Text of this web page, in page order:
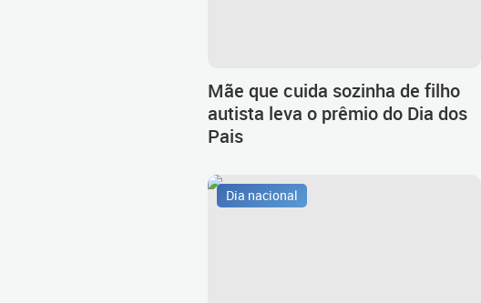
Mãe que cuida sozinha de filho
autista leva o prêmio do Dia dos
Pais
Dia nacional